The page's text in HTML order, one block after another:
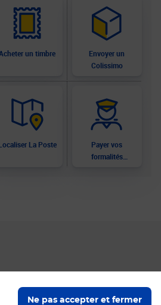
Ne pas accepter et fermer
un timbre
Envoyer un
Colissimo
La Poste
Payer vos
formalités
de poste